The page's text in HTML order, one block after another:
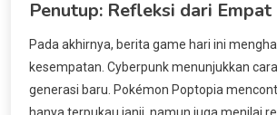
Penutup: Refleksi dari Empat
Pada akhirnya, berita game hari ini
kesempatan. Cyberpunk menunjukkan
generasi baru. Pokémon Poptopia